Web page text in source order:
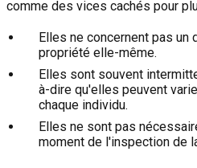
comme des vices cachés pour
Elles ne concernent pas un
propriété elle-même.
Elles sont souvent
à-dire qu'elles peuvent
chaque individu.
Elles ne sont pas
moment de l'inspection de